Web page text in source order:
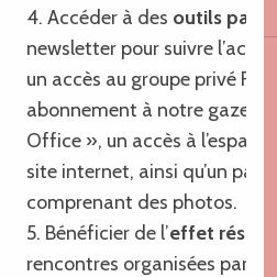
4. Accéder à des outils
newsletter pour suivre
un accès au groupe privé
abonnement à notre gazette
Office », un accès à
site internet, ainsi qu’un
comprenant des photos.
5. Bénéficier de l’effet réseau
rencontres organisées par